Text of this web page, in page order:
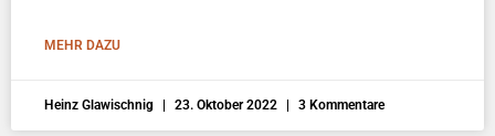
MEHR DAZU
Heinz Glawischnig 23. Oktober 2022 3 Kommentare